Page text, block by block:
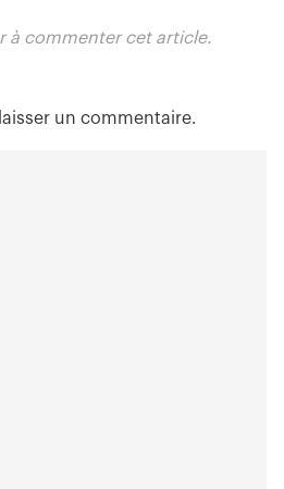
à commenter cet article.
un commentaire.